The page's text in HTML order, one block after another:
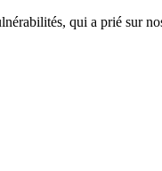
qui a prié sur